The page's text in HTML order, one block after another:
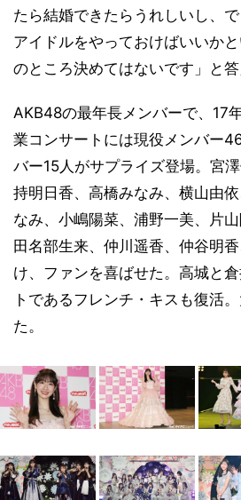
たら結婚できたらうれしいし、
アイドルをやっておけばいいか
のところ決めてはないです」と答
AKB48の最年長メンバーで、17
業コンサートには現役メンバー
バー15人がサプライズ登場。宮
持明日香、高橋みなみ、横山由
なみ、小嶋陽菜、浦野一美、片山
田名部生来、仲川遥香、仲谷明
け、ファンを喜ばせた。高城と
トであるフレンチ・キスも復活
た。